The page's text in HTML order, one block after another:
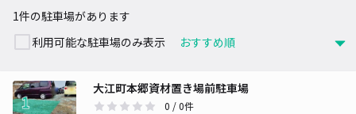
1件の駐車場があります
利用可能な駐車場のみ表示
大江町本郷資材置き場前駐車場
0 / 0件